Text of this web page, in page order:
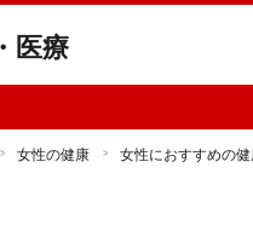
医療
女性の健康 女性におすすめの